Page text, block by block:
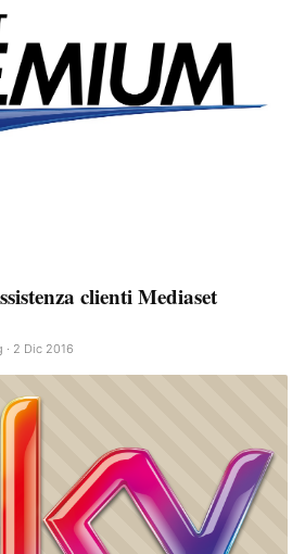
clienti Mediaset
2 Dic 2016